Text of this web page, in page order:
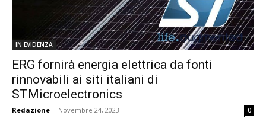
IN EVIDENZA
ERG fornirà energia elettrica da fonti
rinnovabili ai siti italiani di
STMicroelectronics
Redazione - Novembre 24, 2023 0